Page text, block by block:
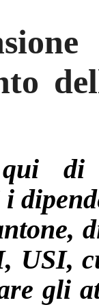
qui
USI,
gli